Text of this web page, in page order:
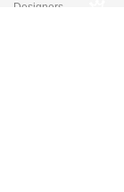
Designers